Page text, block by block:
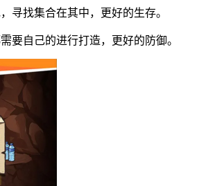
寻找集合在其中，更好的生存。
要自己的进行打造，更好的防御。